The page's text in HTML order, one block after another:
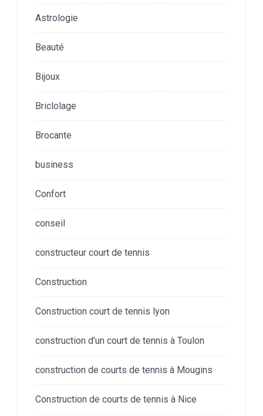
Astrologie
Beauté
Bijoux
Briclolage
Brocante
business
Confort
conseil
constructeur court de tennis
Construction
Construction court de tennis lyon
construction d'un court de tennis à Toulon
construction de courts de tennis à Mougins
Construction de courts de tennis à Nice